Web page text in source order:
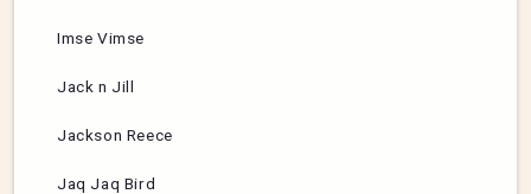
Imse Vimse
Jack n Jill
Jackson Reece
Jaq Jaq Bird